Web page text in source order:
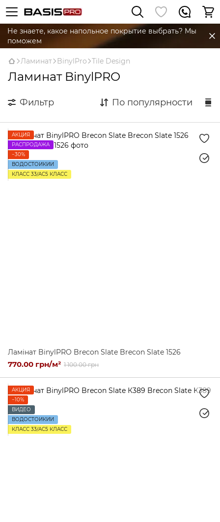
Не знаете, какое напольное покрытие выбрать? Мы
поможем
Ламинат BinylPro Tile Design
Ламинат BinylPRO
Фильтр По популярности
АКЦИЯ
РАСПРОДАЖА
−30%
ВОДОСТОЙКИЙ
КЛАСС 33/AC5 КЛАСС
Ламінат BinylPRO Brecon Slate Brecon Slate 1526
770.00 грн/м² 1 100.00 грн
АКЦИЯ
−10%
ВИДЕО
ВОДОСТОЙКИЙ
КЛАСС 33/AC5 КЛАСС